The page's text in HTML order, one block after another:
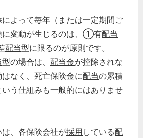
よって毎年（または一定期間ご
に変動が生じるのは、①有配当
配当型に限るのが原則です。
型の場合は、 配当金が控除されな
なく、死亡保険金に配当の累積
う仕組みも一般的にはありませ
、各保険会社が採用 している配